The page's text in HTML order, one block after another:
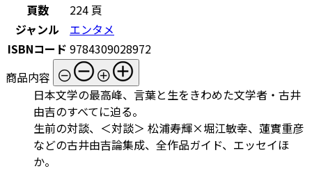
頁数
224 頁
ジャンル
エンタメ
ISBNコード 9784309028972
商品内容
日本文学の最高峰、言葉と生をきわめた文学者・古井
由吉のすべてに迫る。
生前の対談、＜対談＞ 松浦寿輝×堀江敏幸、蓮實重彦
などの古井由吉論集成、全作品ガイド、エッセイほ
か。